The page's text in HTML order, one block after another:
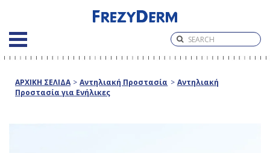
ΑΡΧΙΚΗ ΣΕΛΙΔΑ > Αντηλιακή Προστασία > Αντηλιακή
Προστασία για Ενήλικες